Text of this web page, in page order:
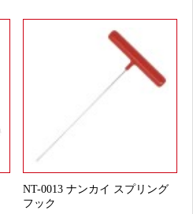
NT-0013 ナンカイ スプリング
フック